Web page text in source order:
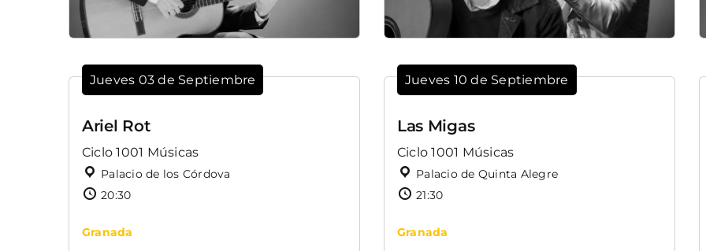
Jueves 03 de Septiembre
Ariel Rot
Ciclo 1001 Músicas
Palacio de los Córdova
20:30
Granada
Jueves 10 de Septiembre
Las Migas
Ciclo 1001 Músicas
Palacio de Quinta Alegre
21:30
Granada